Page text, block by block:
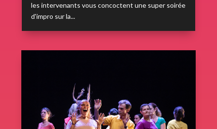
les intervenants vous concoctent une super soirée
d'impro sur la...